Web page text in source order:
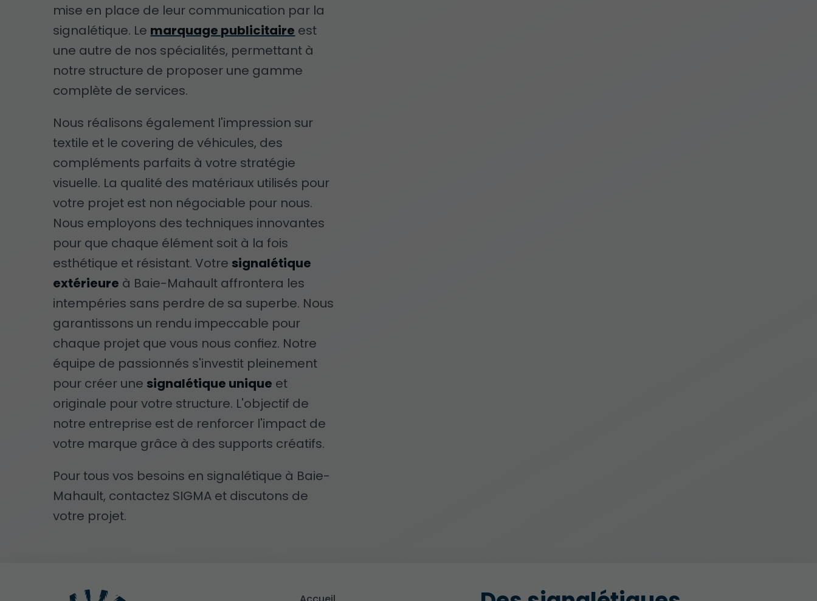
mise en place de leur communication par la
signalétique. Le marquage publicitaire est
une autre de nos spécialités, permettant à
notre structure de proposer une gamme
complète de services.
Nous réalisons également l'impression sur
textile et le covering de véhicules, des
compléments parfaits à votre stratégie
visuelle. La qualité des matériaux utilisés pour
votre projet est non négociable pour nous.
Nous employons des techniques innovantes
pour que chaque élément soit à la fois
esthétique et résistant. Votre signalétique
extérieure à Baie-Mahault affrontera les
intempéries sans perdre de sa superbe. Nous
garantissons un rendu impeccable pour
chaque projet que vous nous confiez. Notre
équipe de passionnés s'investit pleinement
pour créer une signalétique unique et
originale pour votre structure. L'objectif de
notre entreprise est de renforcer l'impact de
votre marque grâce à des supports créatifs.
Pour tous vos besoins en signalétique à Baie-
Mahault, contactez SIGMA et discutons de
votre projet.